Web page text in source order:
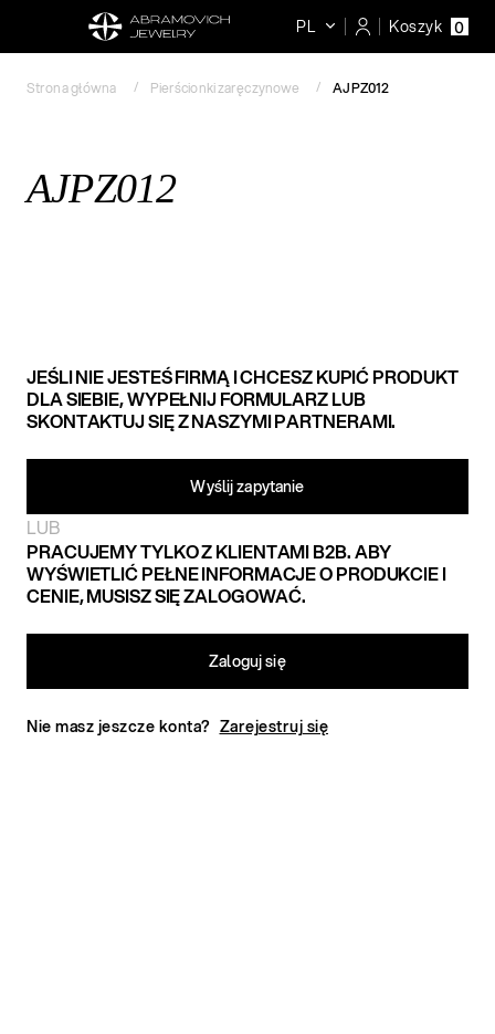
PL Koszyk 0
Strona główna Pierścionki zaręczynowe AJPZ012
AJPZ012
JEŚLI NIE JESTEŚ FIRMĄ I CHCESZ KUPIĆ PRODUKT
DLA SIEBIE, WYPEŁNIJ FORMULARZ LUB
SKONTAKTUJ SIĘ Z NASZYMI PARTNERAMI.
Wyślij zapytanie​
LUB
PRACUJEMY TYLKO Z KLIENTAMI B2B. ABY
WYŚWIETLIĆ PEŁNE INFORMACJE O PRODUKCIE I
CENIE, MUSISZ SIĘ ZALOGOWAĆ.
Zaloguj się
Nie masz jeszcze konta? Zarejestruj się